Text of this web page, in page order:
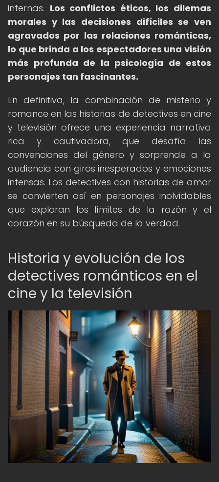
internas. Los conflictos éticos, los dilemas
morales y las decisiones difíciles se ven
agravados por las relaciones románticas,
lo que brinda a los espectadores una visión
más profunda de la psicología de estos
personajes tan fascinantes.
En definitiva, la combinación de misterio y
romance en las historias de detectives en cine
y televisión ofrece una experiencia narrativa
rica y cautivadora, que desafía las
convenciones del género y sorprende a la
audiencia con giros inesperados y emociones
intensas. Los detectives con historias de amor
se convierten así en personajes inolvidables
que exploran los límites de la razón y el
corazón en su búsqueda de la verdad.
Historia y evolución de los
detectives románticos en el
cine y la televisión